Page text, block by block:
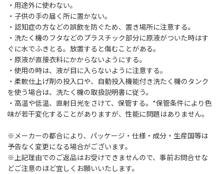
・用途外に使わない。
・子供の手の届く所に置かない。
・認知症の方などの誤飲を防ぐため、置き場所に注意する。
・洗たく機のフタなどのプラスチック部分に原液がついた時はす
ぐに水でふきとる。放置すると傷むことがある。
・原液が直接衣料にかからないようにする。
・使用の時は、液が目に入らないように注意する。
・柔軟仕上げ剤の投入口や、自動投入機能付き洗たく機のタンク
を使う場合は、洗たく機の取扱説明書に従う。
・高温や低温、直射日光をさけて、保管する。*保管条件により色
味が若干変化することがありますが、性能に問題はありません。
※メーカーの都合により、パッケージ・仕様・成分・生産国等は
予告なく変更になる場合がございます。
※上記理由でのご返品はお受けできませんので、事前お問合せな
どご注意のほど宜しくお願いいたします。